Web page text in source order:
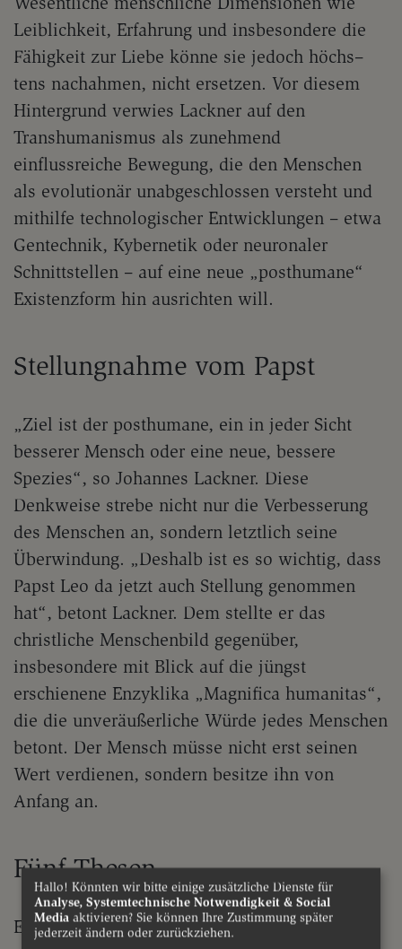
Leiblichkeit, Erfahrung und insbesondere die
Fähigkeit zur Liebe könne sie jedoch höchs–
tens nachahmen, nicht ersetzen. Vor diesem
Hintergrund verwies Lackner auf den
Transhumanismus als zunehmend
einflussreiche Bewegung, die den Menschen
als evolutionär unabgeschlossen versteht und
mithilfe technologischer Entwicklungen – etwa
Gentechnik, Kybernetik oder neuronaler
Schnittstellen – auf eine neue „posthumane“
Existenzform hin ausrichten will.
Stellungnahme vom Papst
„Ziel ist der posthumane, ein in jeder Sicht
besserer Mensch oder eine neue, bessere
Spezies“, so Johannes Lackner. Diese
Denkweise strebe nicht nur die Verbesserung
des Menschen an, sondern letztlich seine
Überwindung. „Deshalb ist es so wichtig, dass
Papst Leo da jetzt auch Stellung genommen
hat“, betont Lackner. Dem stellte er das
christliche Menschenbild gegenüber,
insbesondere mit Blick auf die jüngst
erschienene Enzyklika „Magnifica humanitas“,
die die unveräußerliche Würde jedes Menschen
betont. Der Mensch müsse nicht erst seinen
Wert verdienen, sondern besitze ihn von
Anfang an.
Fünf Thesen
Er formulierte dazu fünf Thesen: ein klares Ja
Hallo! Könnten wir bitte einige zusätzliche Dienste für
Analyse, Systemtechnische Notwendigkeit & Social
Media aktivieren? Sie können Ihre Zustimmung später
jederzeit ändern oder zurückziehen.